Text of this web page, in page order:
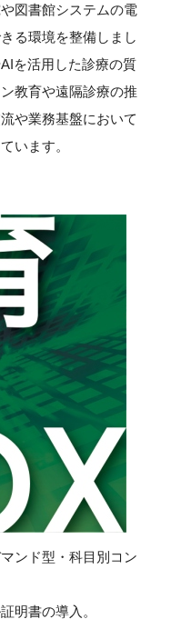
図書館システムの電
る環境を整備しまし
を活用した診療の質
教育や遠隔診療の推
や業務基盤において
います。
ンド型・科目別コン
明書の導入。